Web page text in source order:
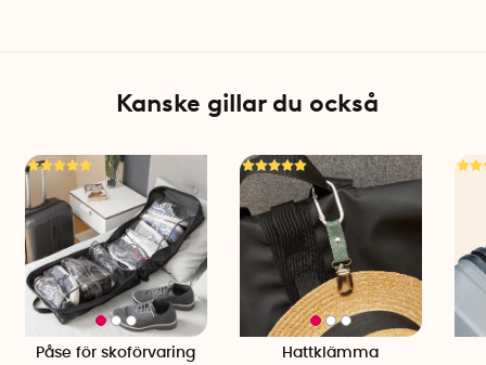
Kanske gillar du också
Påse för skoförvaring Hattklämma